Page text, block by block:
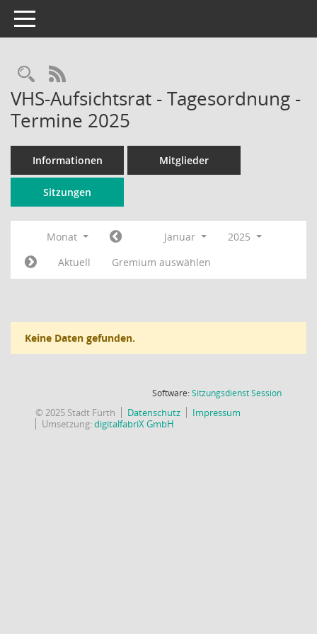
Toggle navigation
Rechercheauswahl
RSS-Feed
VHS-Aufsichtsrat - Tagesordnung -
Termine 2025
Informationen Mitglieder
Sitzungen
Monat Januar
2025
Aktuell
Gremium auswählen
Keine Daten gefunden.
Software:SitzungsdienstSession(Wird in
© 2025 Stadt Fürth Datenschutz
Impressum
Umsetzung:digitalfabriX GmbH